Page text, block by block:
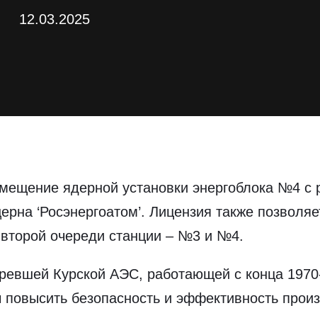
12.03.2025
ядерной установки энергоблока №4
‘Росэнергоатом’. Лицензия также
второй очереди станции – №3 и №4.
Курской АЭС, работающей с конца
безопасность и эффективность